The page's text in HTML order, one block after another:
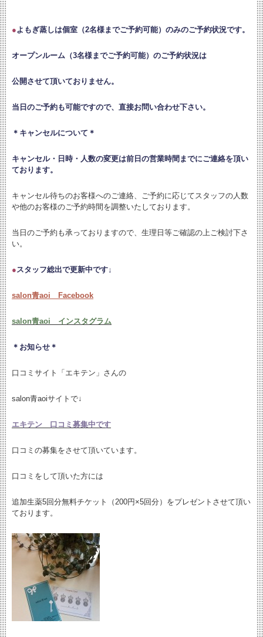
●よもぎ蒸しは個室（2名様までご予約可能）のみのご予約状況です。
オープンルーム（3名様までご予約可能）のご予約状況は
公開させて頂いておりません。
当日のご予約も可能ですので、直接お問い合わせ下さい。
＊キャンセルについて＊
キャンセル・日時・人数の変更は前日の営業時間までにご連絡を頂い
ております。
キャンセル待ちのお客様へのご連絡、ご予約に応じてスタッフの人数
や他のお客様のご予約時間を調整いたしております。
当日のご予約も承っておりますので、生理日等ご確認の上ご検討下さ
い。
●スタッフ総出で更新中です↓
salon青aoi Facebook
salon青aoi インスタグラム
＊お知らせ＊
口コミサイト「エキテン」さんの
salon青aoiサイトで↓
エキテン 口コミ募集中です
口コミの募集をさせて頂いています。
口コミをして頂いた方には
追加生薬5回分無料チケット（200円×5回分）をプレゼントさせて頂い
ております。